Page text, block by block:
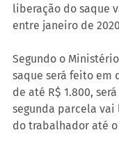
liberação do saque
entre janeiro de
Segundo o
saque será feito em
de até R$ 1.800,
segunda parcela
do trabalhador até